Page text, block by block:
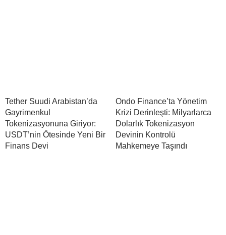
Tether Suudi Arabistan’da
Gayrimenkul
Tokenizasyonuna Giriyor:
USDT’nin Ötesinde Yeni Bir
Finans Devi
Ondo Finance’ta Yönetim
Krizi Derinleşti: Milyarlarca
Dolarlık Tokenizasyon
Devinin Kontrolü
Mahkemeye Taşındı